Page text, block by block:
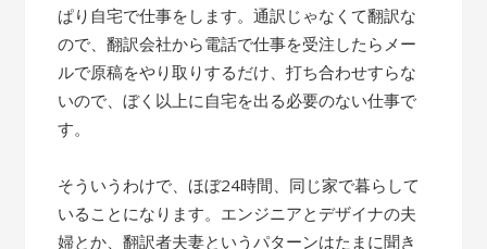
ぱり自宅で仕事をします。通訳じゃなくて翻訳な
ので、翻訳会社から電話で仕事を受注したらメー
ルで原稿をやり取りするだけ、打ち合わせすらな
いので、ぼく以上に自宅を出る必要のない仕事で
す。
そういうわけで、ほぼ24時間、同じ家で暮らして
いることになります。エンジニアとデザイナの夫
婦とか、翻訳者夫妻というパターンはたまに聞き